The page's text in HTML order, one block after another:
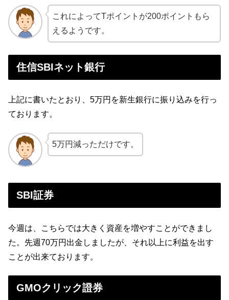
これによってTポイントが200ポイントもら
えるようです。
住信SBIネット銀行
上記に書いたとおり、5万円を新生銀行に振り込みを行っ
ております。
5万円減っただけです。
SBI証券
今週は、こちらでは大きく資産を増やすことができまし
た。先週70万円出金しましたが、それ以上に利益を出す
ことが出来ております。
GMOクリック證券